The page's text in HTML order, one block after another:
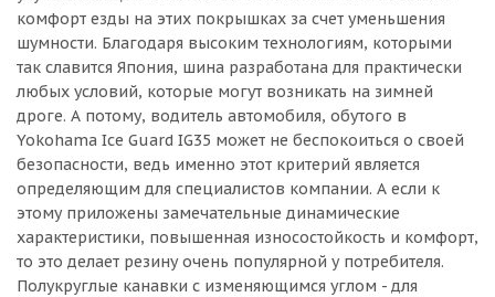
комфорт езды на этих покрышках за счет уменьшения
шумности. Благодаря высоким технологиям, которыми
так славится Япония, шина разработана для практически
любых условий, которые могут возникать на зимней
дроге. А потому, водитель автомобиля, обутого в
Yokohama Ice Guard IG35 может не беспокоиться о своей
безопасности, ведь именно этот критерий является
определяющим для специалистов компании. А если к
этому приложены замечательные динамические
характеристики, повышенная износостойкость и комфорт,
то это делает резину очень популярной у потребителя.
Полукруглые канавки с изменяющимся углом - для